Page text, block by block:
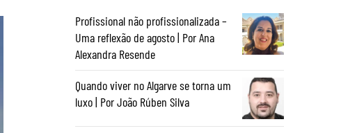
Profissional não profissionalizada –
Uma reflexão de agosto | Por Ana
Alexandra Resende
Quando viver no Algarve se torna um
luxo | Por João Rúben Silva